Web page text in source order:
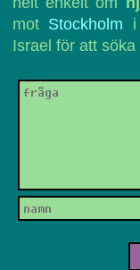
mot Stockholm i
Israel för att söka